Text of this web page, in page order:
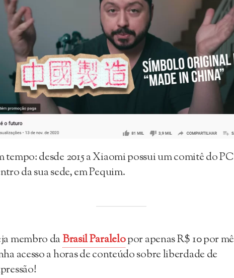
tempo: desde 2015 a Xiaomi possui um comitê do
da sua sede, em Pequim.
membro da Brasil Paralelopor apenas R$ 10 por
acesso a horas de conteúdo sobre liberdade de